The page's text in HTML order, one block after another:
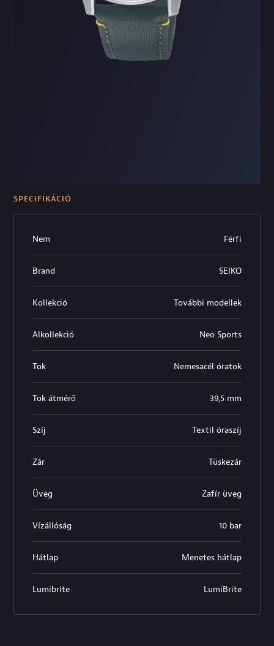
SPECIFIKÁCIÓ
Nem Férfi
Brand SEIKO
Kollekció További modellek
Alkollekció Neo Sports
Tok Nemesacél óratok
Tok átmérő 39,5 mm
Szíj Textil óraszíj
Zár Tüskezár
Üveg Zafír üveg
Vízállóság 10 bar
Hátlap Menetes hátlap
Lumibrite LumiBrite